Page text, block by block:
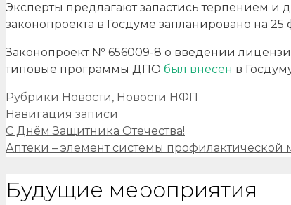
Эксперты предлагают запастись терпением и
законопроекта в Госдуме запланировано на 25
Законопроект № 656009-8 о введении
типовые программы ДПО был внесен в
Рубрики Новости, Новости НФП
Навигация записи
С Днём Защитника Отечества!
Аптеки – элемент системы
Будущие мероприятия